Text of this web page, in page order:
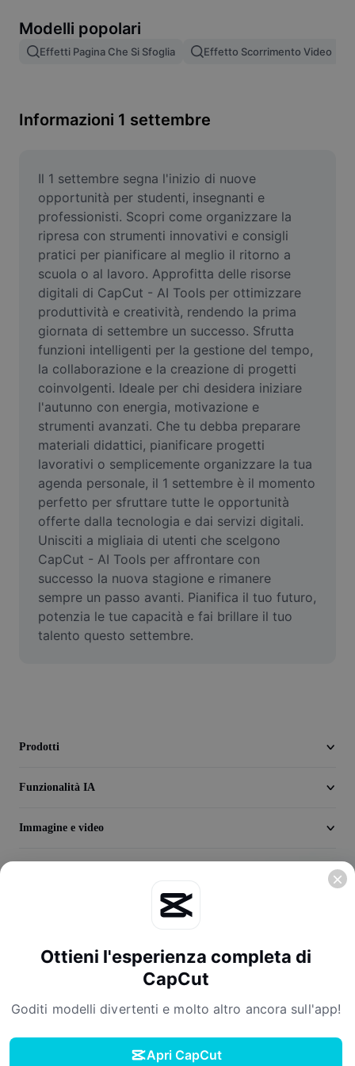
Unione di immagini
Ridimensiona l'immagine
Generatore di meme
AI Text Remover
AI People Remover
AI Inpainting
Face Cutout
Video
Rimuovi sfondo video
Miglioramento della qualità
Editor video
Taglia video
Aggiungi sottotitoli al video
Convertitore video
Modelli popolari
Effetti Pagina Che Si Sfoglia Effetto Scorrimento Video
Informazioni 1 settembre
Il 1 settembre segna l'inizio di nuove
opportunità per studenti, insegnanti e
professionisti. Scopri come organizzare la
ripresa con strumenti innovativi e consigli
pratici per pianificare al meglio il ritorno a
scuola o al lavoro. Approfitta delle risorse
digitali di CapCut - AI Tools per ottimizzare
produttività e creatività, rendendo la prima
giornata di settembre un successo. Sfrutta
funzioni intelligenti per la gestione del tempo,
la collaborazione e la creazione di progetti
coinvolgenti. Ideale per chi desidera iniziare
l'autunno con energia, motivazione e
strumenti avanzati. Che tu debba preparare
materiali didattici, pianificare progetti
lavorativi o semplicemente organizzare la tua
agenda personale, il 1 settembre è il momento
perfetto per sfruttare tutte le opportunità
offerte dalla tecnologia e dai servizi digitali.
Unisciti a migliaia di utenti che scelgono
CapCut - AI Tools per affrontare con
successo la nuova stagione e rimanere
sempre un passo avanti. Pianifica il tuo futuro,
potenzia le tue capacità e fai brillare il tuo
talento questo settembre.
Prodotti
Funzionalità IA
Immagine e video
Termini di servizio Informativa sulla Privacy
Informativa sui cookie
Termini di servizio per i creator
Ottieni l'esperienza completa di
CapCut
Goditi modelli divertenti e molto altro ancora sull'app!
Apri CapCut